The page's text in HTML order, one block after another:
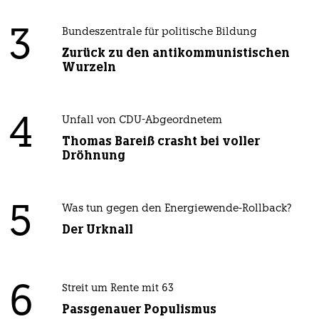
3 Bundeszentrale für politische Bildung
Zurück zu den antikommunistischen
Wurzeln
4 Unfall von CDU-Abgeordnetem
Thomas Bareiß crasht bei voller
Dröhnung
5 Was tun gegen den Energiewende-Rollback?
Der Urknall
6 Streit um Rente mit 63
Passgenauer Populismus